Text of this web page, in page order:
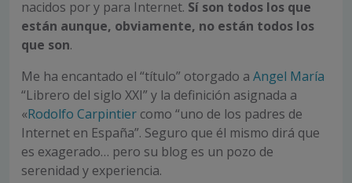
nacidos por y para Internet. Sí son todos los que
están aunque, obviamente, no están todos los
que son.
Me ha encantado el “título” otorgado a Angel María
“Librero del siglo XXI” y la definición asignada a
«Rodolfo Carpintier como “uno de los padres de
Internet en España”. Seguro que él mismo dirá que
es exagerado… pero su blog es un pozo de
serenidad y experiencia.